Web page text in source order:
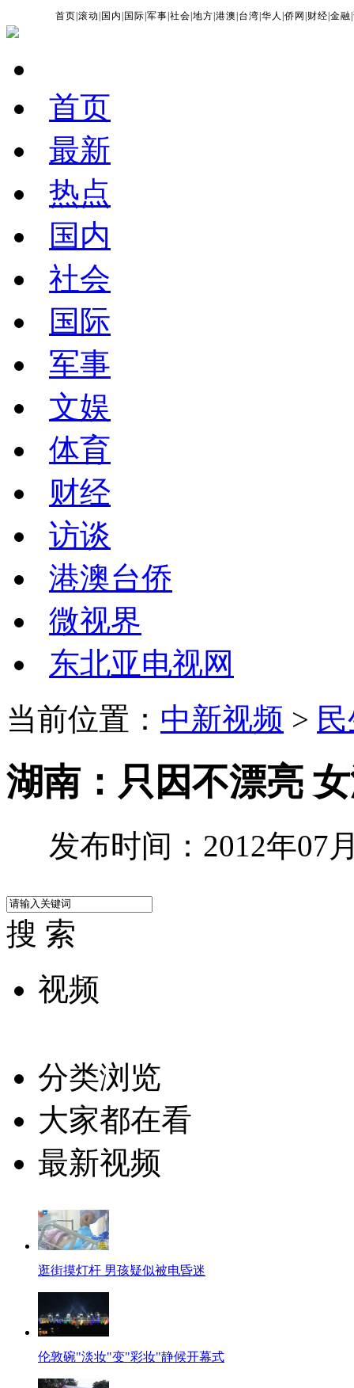
首页 |滚动 国内 国际 |军事 |社会 |地方 |港澳 台湾 |华人 |侨网 财经 |金融 |
首页
最新
热点
国内
社会
国际
军事
文娱
体育
财经
访谈
港澳台侨
微视界
东北亚电视网
当前位置： 中新视频 >
湖南：只因不漂亮
发布时间：2012年07
搜 索
视频
分类浏览
大家都在看
最新视频
逛街摸灯杆 男孩疑似被电昏迷
伦敦碗"淡妆"变"彩妆"静候开幕式